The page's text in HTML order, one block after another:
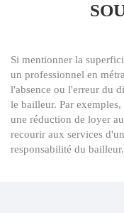
Si mentionner la
un professionnel en
l'absence ou l'erreur du
le bailleur. Par
une réduction de loyer
recourir aux services
responsabilité du bailleur.